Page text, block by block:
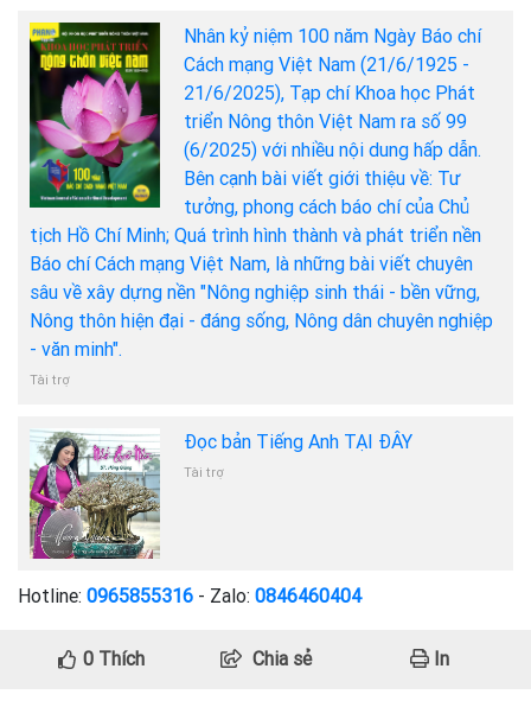
Nhân kỷ niệm 100 năm Ngày Báo chí
Cách mạng Việt Nam (21/6/1925 -
21/6/2025), Tạp chí Khoa học Phát
triển Nông thôn Việt Nam ra số 99
(6/2025) với nhiều nội dung hấp dẫn.
Bên cạnh bài viết giới thiệu về: Tư
tưởng, phong cách báo chí của Chủ
tịch Hồ Chí Minh; Quá trình hình thành và phát triển nền
Báo chí Cách mạng Việt Nam, là những bài viết chuyên
sâu về xây dựng nền "Nông nghiệp sinh thái - bền vững,
Nông thôn hiện đại - đáng sống, Nông dân chuyên nghiệp
- văn minh".
Tài trợ
Đọc bản Tiếng Anh TẠI ĐÂY
Tài trợ
Hotline: 0965855316 - Zalo: 0846460404
0Thích Chia sẻ In